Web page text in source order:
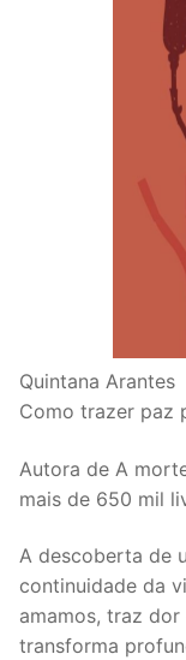
Quintana Arantes
Como trazer paz
Autora de A
mais de 650 mil
A descoberta de
continuidade da
amamos, traz
transforma